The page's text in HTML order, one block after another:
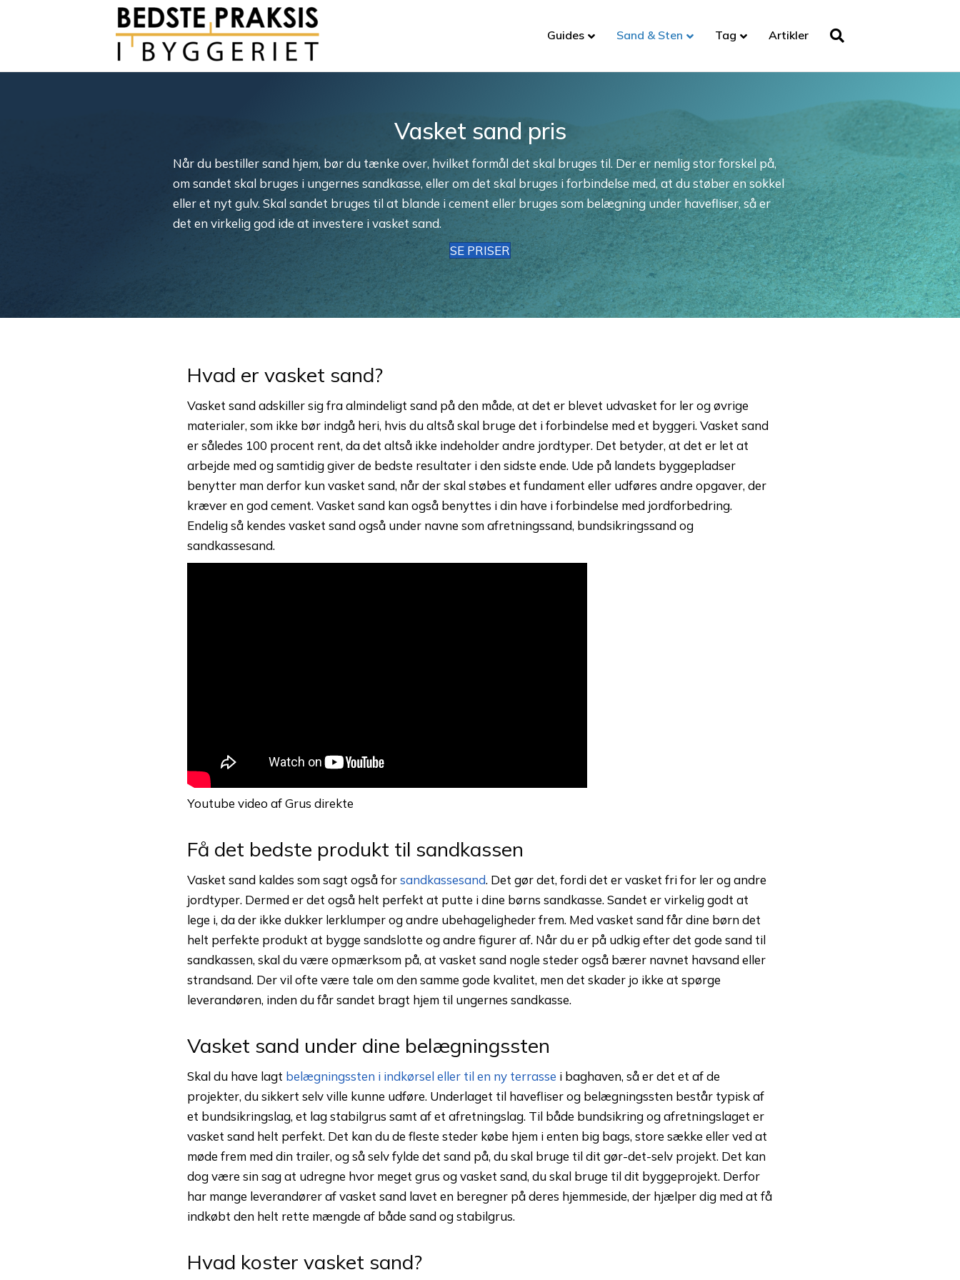
Guides Sand & Sten Tag Artikler
Vasket sand pris
Når du bestiller sand hjem, bør du tænke over, hvilket formål det skal bruges til. Der er nemlig stor forskel på,
om sandet skal bruges i ungernes sandkasse, eller om det skal bruges i forbindelse med, at du støber en sokkel
eller et nyt gulv. Skal sandet bruges til at blande i cement eller bruges som belægning under havefliser, så er
det en virkelig god ide at investere i vasket sand.
SE PRISER
Hvad er vasket sand?
Vasket sand adskiller sig fra almindeligt sand på den måde, at det er blevet udvasket for ler og øvrige
materialer, som ikke bør indgå heri, hvis du altså skal bruge det i forbindelse med et byggeri. Vasket sand
er således 100 procent rent, da det altså ikke indeholder andre jordtyper. Det betyder, at det er let at
arbejde med og samtidig giver de bedste resultater i den sidste ende. Ude på landets byggepladser
benytter man derfor kun vasket sand, når der skal støbes et fundament eller udføres andre opgaver, der
kræver en god cement. Vasket sand kan også benyttes i din have i forbindelse med jordforbedring.
Endelig så kendes vasket sand også under navne som afretningssand, bundsikringssand og
sandkassesand.
Youtube video af Grus direkte
Få det bedste produkt til sandkassen
Vasket sand kaldes som sagt også forsandkassesand. Det gør det, fordi det er vasket fri for ler og andre
jordtyper. Dermed er det også helt perfekt at putte i dine børns sandkasse. Sandet er virkelig godt at
lege i, da der ikke dukker lerklumper og andre ubehageligheder frem. Med vasket sand får dine børn det
helt perfekte produkt at bygge sandslotte og andre figurer af. Når du er på udkig efter det gode sand til
sandkassen, skal du være opmærksom på, at vasket sand nogle steder også bærer navnet havsand eller
strandsand. Der vil ofte være tale om den samme gode kvalitet, men det skader jo ikke at spørge
leverandøren, inden du får sandet bragt hjem til ungernes sandkasse.
Vasket sand under dine belægningssten
Skal du have lagt belægningssten i indkørsel eller til en ny terrasse i baghaven, så er det et af de
projekter, du sikkert selv ville kunne udføre. Underlaget til havefliser og belægningssten består typisk af
et bundsikringslag, et lag stabilgrus samt af et afretningslag. Til både bundsikring og afretningslaget er
vasket sand helt perfekt. Det kan du de fleste steder købe hjem i enten big bags, store sække eller ved at
møde frem med din trailer, og så selv fylde det sand på, du skal bruge til dit gør-det-selv projekt. Det kan
dog være sin sag at udregne hvor meget grus og vasket sand, du skal bruge til dit byggeprojekt. Derfor
har mange leverandører af vasket sand lavet en beregner på deres hjemmeside, der hjælper dig med at få
indkøbt den helt rette mængde af både sand og stabilgrus.
Hvad koster vasket sand?